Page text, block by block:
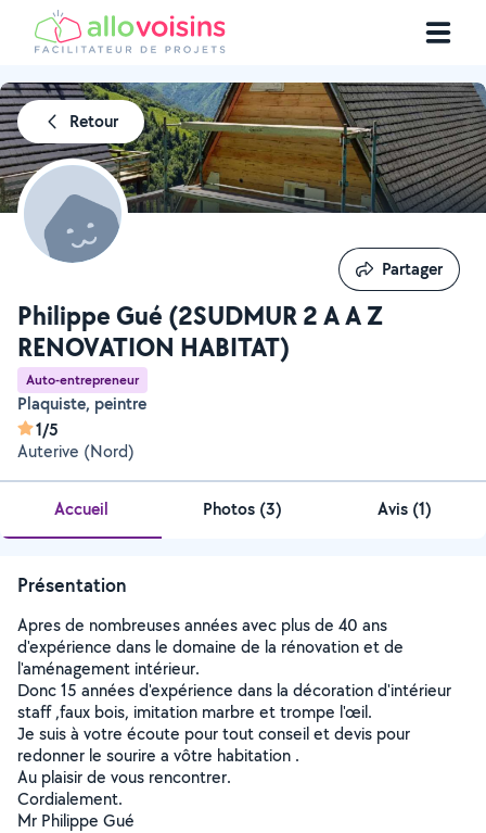
Retour
Philippe Gué (2SUDMUR 2 A A Z
RENOVATION HABITAT)
Auto-entrepreneur
Plaquiste, peintre
1/5
Auterive (Nord)
Partager
Partager
Accueil Photos (3) Avis (1)
Présentation
Apres de nombreuses années avec plus de 40 ans
d'expérience dans le domaine de la rénovation et de
l'aménagement intérieur.
Donc 15 années d'expérience dans la décoration d'intérieur
staff ,faux bois, imitation marbre et trompe l'œil.
Je suis à votre écoute pour tout conseil et devis pour
redonner le sourire a vôtre habitation .
Au plaisir de vous rencontrer.
Cordialement.
Mr Philippe Gué